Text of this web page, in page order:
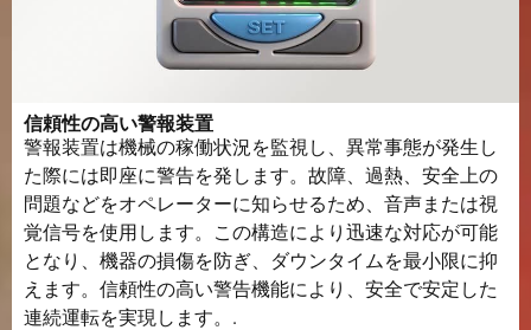
信頼性の高い警報装置
警報装置は機械の稼働状況を監視し、異常事態が発生し
た際には即座に警告を発します。故障、過熱、安全上の
問題などをオペレーターに知らせるため、音声または視
覚信号を使用します。この構造により迅速な対応が可能
となり、機器の損傷を防ぎ、ダウンタイムを最小限に抑
えます。信頼性の高い警告機能により、安全で安定した
連続運転を実現します。.